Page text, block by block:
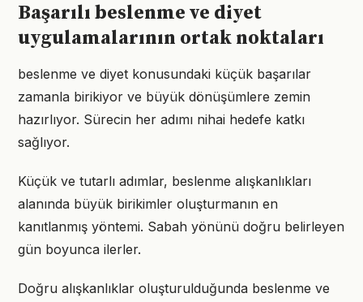
Başarılı beslenme ve diyet
uygulamalarının ortak noktaları
beslenme ve diyet konusundaki küçük başarılar
zamanla birikiyor ve büyük dönüşümlere zemin
hazırlıyor. Sürecin her adımı nihai hedefe katkı
sağlıyor.
Küçük ve tutarlı adımlar, beslenme alışkanlıkları
alanında büyük birikimler oluşturmanın en
kanıtlanmış yöntemi. Sabah yönünü doğru belirleyen
gün boyunca ilerler.
Doğru alışkanlıklar oluşturulduğunda beslenme ve